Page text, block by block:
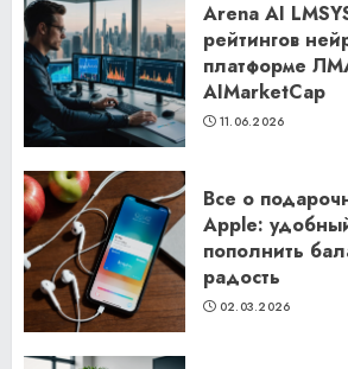
Arena AI
рейтингов
платформе
AIMarketCap
11.06.2026
Все о
Apple:
пополнить
радость
02.03.2026